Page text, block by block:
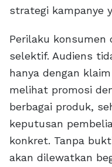
strategi kampanye
Perilaku konsumen
selektif. Audiens
hanya dengan
melihat promosi
berbagai produk,
keputusan
konkret. Tanpa
akan dilewatkan